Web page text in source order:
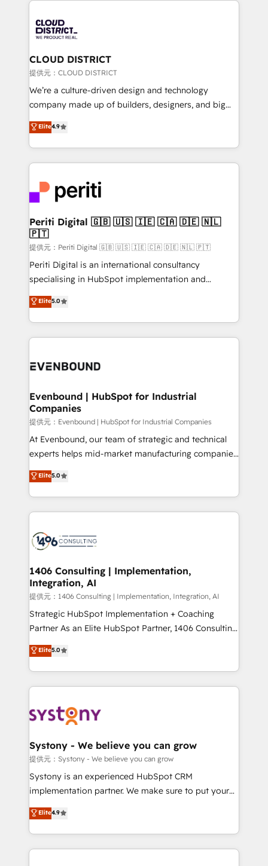
HubSpot implementations, building end-to-end
solutions that integrate CRM, AI automation, inbound
and loop marketing, content, and digital creativity.
Our multicultural team works in Spanish, Portuguese,
and English to design scalable strategies that drive
measurable growth. 🌎 Highlights: • 10+ years as a
Migration Excellence. • Top 3 Partner of the Year
LATAM 2022, 2023, 2024, 2025. • Partner of the Year
with HubSpot? Let Cebra’s experts help you grow
faster, smarter, and with impact.
CLOUD DISTRICT
提供元：CLOUD DISTRICT
We’re a culture-driven design and technology
company made up of builders, designers, and big
thinkers. We blend strategy, design, and
development—always fueled by curiosity—to turn
ideas, opportunities, and challenges into meaningful
experiences. To us, technology is more than just
and—most importantly—simple. That’s why we lean
into bold ideas and shape them into thoughtful
products and strategies that actually make a
difference.
Elite4.9
Periti Digital 🇬🇧 🇺🇸 🇮🇪 🇨🇦 🇩🇪 🇳🇱
🇵🇹
提供元：Periti Digital 🇬🇧 🇺🇸 🇮🇪 🇨🇦 🇩🇪 🇳🇱 🇵🇹
Periti Digital is an international consultancy
specialising in HubSpot implementation and
Antropic's Claude business transformation, with
offices in Dublin, Munich, Rotterdam, Lisbon, and
New York. We help organisations unlock their full
revenue potential by deeply integrating core
beyond, with HubSpot, and layering Anthropic's
From automating complex workflows to surfacing
insights buried in data, we build intelligent systems
that think, connect, and scale. Our approach goes
beyond configuration. We embed ourselves in our
clients' operations, understand how their business
technology work harder — so their people don't
have to. 900+ customers worldwide have trusted
Elite5.0
Evenbound | HubSpot for Industrial
Companies
提供元：Evenbound | HubSpot for Industrial Companies
At Evenbound, our team of strategic and technical
experts helps mid-market manufacturing companies
achieve real growth. We specialize in delivering
tailored solutions that drive results by leveraging
HubSpot’s platform and data to fuel success.
Technical Solutions: - HubSpot Technical Consulting -
Onboarding - Data Migration & Integrations -
Revenue Operations - Inbound Marketing -
Outbound Marketing - HubSpot CMS Website
Design & Development We empower our clients to
reach their full potential by providing transparent,
relationship-driven support. With over 300 HubSpot
technical know-how and strategic guidance you
need to succeed.
Elite5.0
1406 Consulting | Implementation,
Integration, AI
提供元：1406 Consulting | Implementation, Integration, AI
Strategic HubSpot Implementation + Coaching
Partner As an Elite HubSpot Partner, 1406 Consulting
helps mid-market revenue teams transform how
they sell, market, and serve. We don't just build your
HubSpot—we teach your team to own it, then stay
to help you keep winning. What We Do ⚙️ CRM
Data & Content 📈 Sales & Marketing Alignment +
Agent Creation 🔄 Custom Integrations & Data
Migration Why 1406 We become part of your team.
Your team learns while we build. We fix what others
broke. Built for mid-market reality—practical
constraints. By the Numbers 🏆 Top 1% of all
HubSpot partners 🔄 Top 5% globally in client
Elite5.0
Systony - We believe you can grow
提供元：Systony - We believe you can grow
Systony is an experienced HubSpot CRM
implementation partner. We make sure to put your
organization's needs and goals first and think along
with your organization. We are only satisfied once
you are too. Why Systony? - 20+ years of
experience with CRM, Marketing, Sales & Service
Elite4.9